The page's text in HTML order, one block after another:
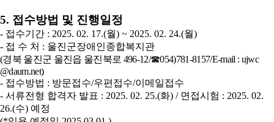
5. 접수방법 및 진행일정
- 접수기간 : 2025. 02. 17.(월) ~ 2025. 02. 24.(월)
- 접 수 처 : 울진군장애인종합복지관
(경북 울진군 울진읍 울진북로 496-12/☎054)781-8157/E-mail : ujwc
@daum.net)
- 접수방법 : 방문접수/우편접수/이메일접수
- 서류전형 합격자 발표 : 2025. 02. 25.(화) / 면접시험 : 2025. 02.
26.(수) 예정